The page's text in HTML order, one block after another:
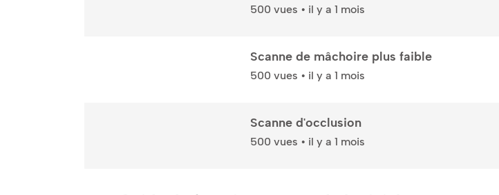
500 vues • il y a 1 mois
Scanne de mâchoire plus faible
500 vues • il y a 1 mois
Scanne d'occlusion
500 vues • il y a 1 mois